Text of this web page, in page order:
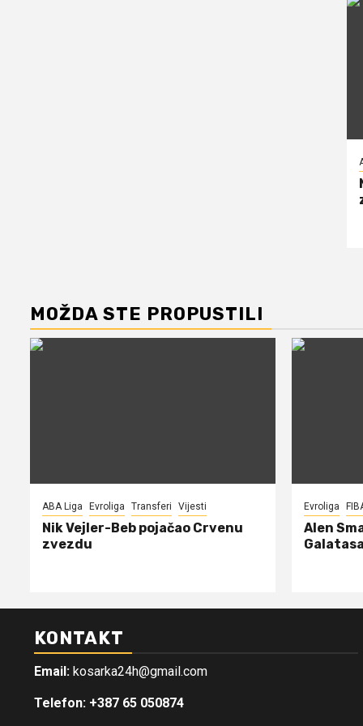
MOŽDA STE PROPUSTILI
ABA Liga Evroliga Transferi Vijesti
Nik Vejler-Beb pojačao Crvenu
zvezdu
Evroliga
Alen
KONTAKT
Email: kosarka24h@gmail.com
Telefon: +387 65 050874